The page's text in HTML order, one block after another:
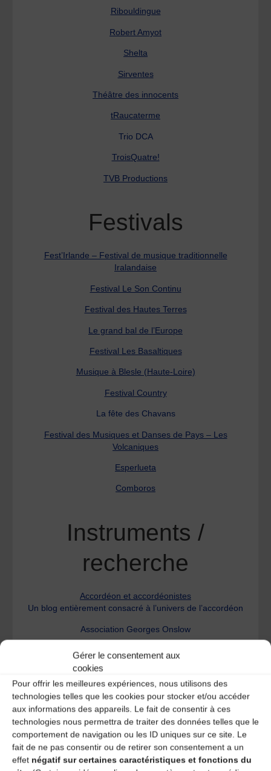
Gérer le consentement aux
cookies
Pour offrir les meilleures expériences, nous utilisons des
technologies telles que les cookies pour stocker et/ou accéder
aux informations des appareils. Le fait de consentir à ces
technologies nous permettra de traiter des données telles que le
comportement de navigation ou les ID uniques sur ce site. Le
fait de ne pas consentir ou de retirer son consentement a un
effet négatif sur certaines caractéristiques et fonctions du
Ribouldingue
Robert Amyot
Shelta
Sirventes
Théâtre des innocents
tRaucaterme
Trio DCA
TroisQuatre!
TVB Productions
Festivals
Fest’Irlande – Festival de musique traditionnelle
Iralandaise
Festival Le Son Continu
Festival des Hautes Terres
Le grand bal de l’Europe
Festival Les Basaltiques
Musique à Blesle (Haute-Loire)
Festival Country
La fête des Chavans
Festival des Musiques et Danses de Pays – Les
Volcaniques
Esperlueta
Comboros
Instruments /
recherche
Accordéon et accordéonistes
Un blog entièrement consacré à l’univers de l’accordéon
Association Georges Onslow
Cornemuses Nicolas Galleazzi
Iconographie de la cornemuse
La cornemuse
La vielle à roue
Maison du luthier à Jenzat
http://musette.free.fr/